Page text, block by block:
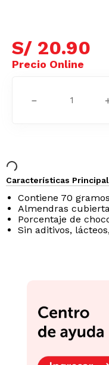
S/ 20.90
－
Características
Contiene 70 gramos
Almendras
Porcentaje de
Sin aditivos,